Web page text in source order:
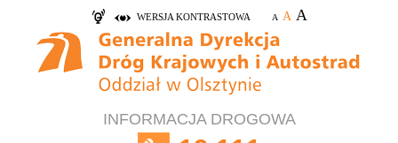
WERSJA KONTRASTOWA A A A
INFORMACJA DROGOWA